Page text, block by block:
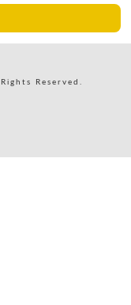
Rights Reserved.